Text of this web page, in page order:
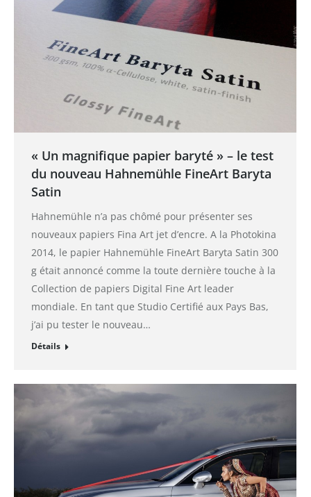
« Un magnifique papier baryté » – le test
du nouveau Hahnemühle FineArt Baryta
Satin
Hahnemühle n’a pas chômé pour présenter ses
nouveaux papiers Fina Art jet d’encre. A la Photokina
2014, le papier Hahnemühle FineArt Baryta Satin 300
g était annoncé comme la toute dernière touche à la
Collection de papiers Digital Fine Art leader
mondiale. En tant que Studio Certifié aux Pays Bas,
j’ai pu tester le nouveau…
Détails